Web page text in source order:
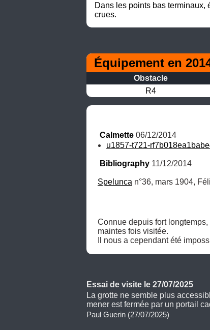
Dans les points bas
crues.
Équipement en
Obstacle
R4
Calmette 06/12/2014
u1857-t721-
Bibliography 11/12/2014
Spelunca n°36, mars 1904,
Connue depuis fort
maintes fois visitée.
Il nous a cependant été
Essai de visite le 27/07/2025
La grotte ne semble plus
mener est fermée par un portail
Paul Guerin (27/07/2025)